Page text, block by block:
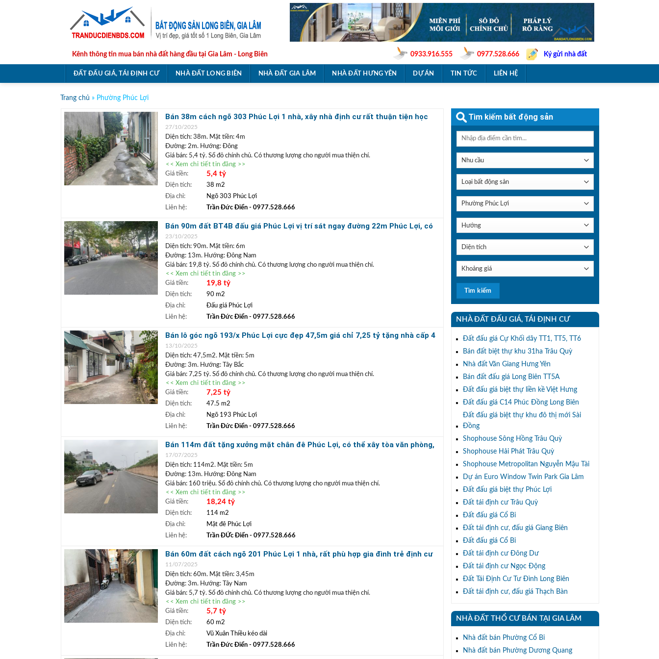
Kênh thông tin mua bán nhà đất hàng đầu tại Gia Lâm - Long Biên 0933.916.555 0977.528.666 Ký gửi nhà đất
ĐẤT ĐẤU GIÁ, TÁI ĐỊNH CƯ NHÀ ĐẤT LONG BIÊN NHÀ ĐẤT GIA LÂM NHÀ ĐẤT HƯNG YÊN DỰ ÁN TIN TỨC LIÊN HỆ
Trang chủ » Phường Phúc Lợi
Bán 38m cách ngõ 303 Phúc Lợi 1 nhà, xây nhà định cư rất thuận tiện học
hành và công việc
27/10/2025
Diện tích: 38m. Mặt tiền: 4m
Đường: 2m. Hướng: Đông
Giá bán: 5,4 tỷ. Sổ đỏ chính chủ. Có thương lượng cho người mua thiện chí.
Vị trí: Lô đất nằm trong khu dân cư yên tĩnh, chỉ cách ngõ 303 đường ô tô tránh Phúc Lợi vài bước
chân. Đất ngõ nông, chỉ 2-3 nhà sử dụng ngõ chung, rất phù hợp mua xây nhà định cư lâu dài. Xung
quanh bán kính 1km có đầy đủ chợ dân sinh và trường học từ mầm non tới THPT.
+++ Liên hệ xem đấtGỌI NGAY:
+Bất động sảnTRẦN PHÚ:Chuyên bất động sản vị trí đẹp với giá tốt hàng đầu Long
+ Miễn phí môi giới, hỗ trợ thủ tục pháp lý, hỗ trợ vay vốn ngân hàng lãi suất thấp chỉ
6,5%/năm.
<< Xem chi tiết tin đăng >>
Giá tiền:
5,4 tỷ
Diện tích:
38 m2
Địa chỉ:
Ngõ 303 Phúc Lợi
Liên hệ:
Trần Đức Điển - 0977.528.666
Bán 90m đất BT4B đấu giá Phúc Lợi vị trí sát ngay đường 22m Phúc Lợi, có
thể làm văn phòng công ty
23/10/2025
Diện tích: 90m. Mặt tiền: 6m
Đường: 13m. Hướng: Đông Nam
Giá bán: 19,8 tỷ. Sổ đỏ chính chủ. Có thương lượng cho người mua thiện chí.
Vị trí: Bán lô đất đấu giá BT4B Phúc Lợi
trí nhiều chỗ để xe ô tô, có thể đặt làm trụ sở văn phòng, địa điểm giao dịch công ty. Cũng có thể vừa
ở vừa khai thác cho thuê tốt.
+++ Liên hệ xem đấtGỌI NGAY
+Bất động sảnTRẦN PHÚ:Chuyên bất động sản vị trí đẹp với giá tốt hàng đầu Long
+ Miễn phí môi giới, hỗ trợ thủ tục pháp lý, hỗ trợ vay vốn ngân hàng lãi suất thấp chỉ
6,5%/năm.
<< Xem chi tiết tin đăng >>
Giá tiền:
19,8 tỷ
Diện tích:
90 m2
Địa chỉ:
Đấu giá Phúc Lợi
Liên hệ:
Trần Đức Điển - 0977.528.666
Bán lô góc ngõ 193/x Phúc Lợi cực đẹp 47,5m giá chỉ 7,25 tỷ tặng nhà cấp 4
đang cho thuê ổn định
13/10/2025
Diện tích: 47,5m2. Mặt tiền: 5m
Đường: 3m. Hướng: Tây Bắc
Giá bán: 7,25 tỷ. Sổ đỏ chính chủ. Có thương lượng cho người mua thiện chí.
Vị trí: Lô đất góc cực kì thoáng đãng khi xây nhà. Xung quanh dân trí văn minh, hiền hòa, phù hợp cho
gia đình trẻ mua định cư lâu dài hoặc có thể về ở tạm được ngay. Hiện trạng có nhà cấp 4 còn mới.
Cách 500m ra chợ Phúc Lợi và trường học các cấp.
+++ Liên hệ xem đấtGỌI NGAY:
+Bất động sảnTRẦN PHÚ:Chuyên bất động sản vị trí đẹp với giá tốt hàng đầu Long
+ Miễn phí môi giới, hỗ trợ thủ tục pháp lý, hỗ trợ vay vốn ngân hàng lãi suất thấp chỉ
6,5%/năm.
<< Xem chi tiết tin đăng >>
Giá tiền:
7,25 tỷ
Diện tích:
47.5 m2
Địa chỉ:
Ngõ 193 Phúc Lợi
Liên hệ:
Trần Đức Điển - 0977.528.666
Bán 114m đất tặng xưởng mặt chân đê Phúc Lợi, có thể xây tòa văn phòng,
trụ sở, kho hàng
17/07/2025
Diện tích: 114m2. Mặt tiền: 5m
Đường: 13m. Hướng: Đông Nam
Giá bán: 160 triệu. Sổ đỏ chính chủ. Có thương lượng cho người mua thiện chí.
Vị trí: Lôđất mặt đường đê Phúc Lợi
làm trụ sở văn phòng hoặc công ty. Tặng lại nhà xưởng đang cho thuê. Lô đất vuông vắn, gần trường,
chợ Phúc Lợi.
+++ Liên hệ xem đấtGỌI NGAY
+Bất động sảnTRẦN PHÚ:Chuyên bất động sản vị trí đẹp với giá tốt hàng đầu Long
+ Miễn phí môi giới, hỗ trợ thủ tục pháp lý, hỗ trợ vay vốn ngân hàng lãi suất thấp chỉ
6,5%/năm.
<< Xem chi tiết tin đăng >>
Giá tiền:
18,24 tỷ
Diện tích:
114 m2
Địa chỉ:
Mặt đê Phúc Lợi
Liên hệ:
Trần ĐỨc Điển - 0977.528.666
Bán 60m đất cách ngõ 201 Phúc Lợi 1 nhà, rất phù hợp gia đình trẻ định cư
lâu dài
11/07/2025
Diện tích: 60m. Mặt tiền: 3,45m
Đường: 3m. Hướng: Tây Nam
Giá bán: 5,7 tỷ. Sổ đỏ chính chủ. Có thương lượng cho người mua thiện chí.
Chủ thiện chí bán lô đất Phúc Lợi
đường Vũ Xuân Thiều kéo dài chỉ 1 nhà. Ô tô dừng đỗ ngõ 201 thoải mái. Lô đất rất gần chợ và
trường học, xây nhà định cư lâu dài vô cùng thuận tiện.
+++ Liên hệ xem đấtGỌI NGAY:0977 528 666
+Bất động sảnTRẦN PHÚ:Chuyên bất động sản vị trí đẹp với giá tốt hàng đầu Long
<< Xem chi tiết tin đăng >>
Giá tiền:
5,7 tỷ
Diện tích:
60 m2
Địa chỉ:
Vũ Xuân Thiều kéo dài
Liên hệ:
Trần Đức Điển - 0977.528.666
Tìm kiếm bất động sản
NHÀ ĐẤT ĐẤU GIÁ, TÁI ĐỊNH CƯ
Đất đấu giá Cự Khối dãy TT1, TT5, TT6
Bán đất biệt thự khu 31ha Trâu Quỳ
Nhà đất Văn Giang Hưng Yên
Bán đất đấu giá Long Biên TT5A
Đất đấu giá biệt thự liền kề Việt Hưng
Đất đấu giá C14 Phúc Đồng Long Biên
Đất đấu giá biệt thự khu đô thị mới Sài
Đồng
Shophouse Sông Hồng Trâu Quỳ
Shophouse Hải Phát Trâu Quỳ
Shophouse Metropolitan Nguyễn Mậu Tài
Dự án Euro Window Twin Park Gia Lâm
Đất đấu giá biệt thự Phúc Lợi
Đất tái định cư Trâu Quỳ
Đất đấu giá Cổ Bi
Đất tái định cư, đấu giá Giang Biên
Đất đấu giá Cổ Bi
Đất tái định cư Đông Dư
Đất tái định cư Ngọc Động
Đất Tái Định Cư Tư Đình Long Biên
Đất tái định cư, đấu giá Thạch Bàn
NHÀ ĐẤT THỔ CƯ BÁN TẠI GIA LÂM
Nhà đất bán Phường Cổ Bi
Nhà đất bán Phường Dương Quang